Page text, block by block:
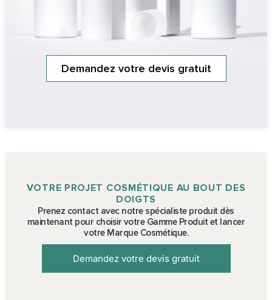
Demandez votre devis gratuit
VOTRE PROJET COSMÉTIQUE AU BOUT DES
DOIGTS
Prenez contact avec notre spécialiste produit dès
maintenant pour choisir votre Gamme Produit et lancer
votre Marque Cosmétique.
Demandez votre devis gratuit